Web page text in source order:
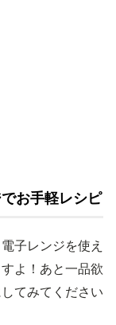
お手軽レシピ
子レンジを使え
よ！あと一品欲
てみてください